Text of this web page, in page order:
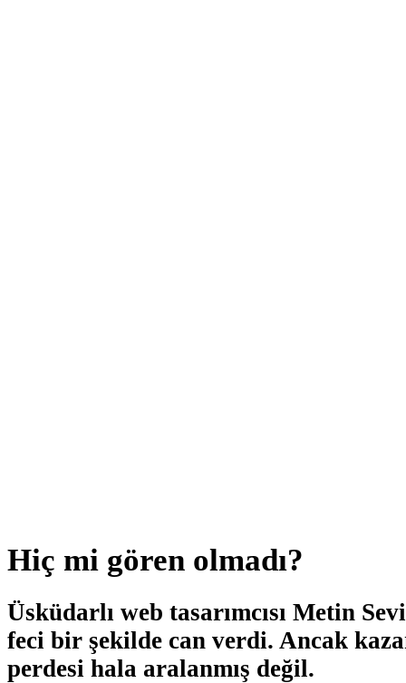
Hiç mi gören olmadı?
Üsküdarlı web tasarımcısı Metin
feci bir şekilde can verdi. Ancak
perdesi hala aralanmış değil.